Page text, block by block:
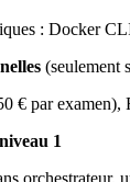
: Docker
(seulement
€ par examen),
1